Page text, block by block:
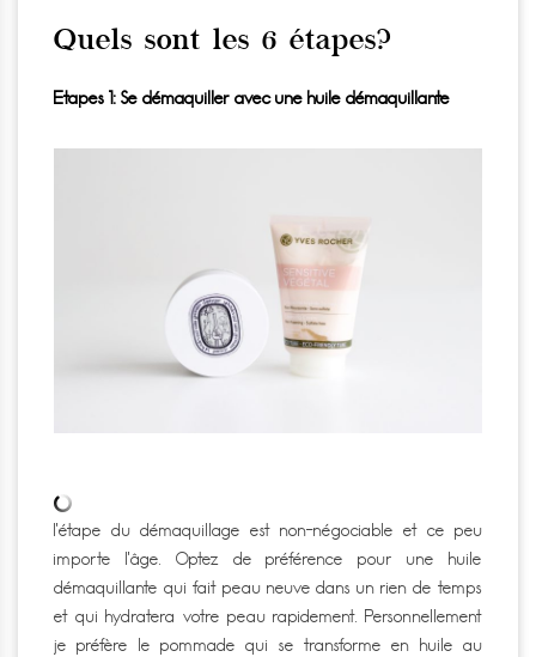
Quels sont les 6 étapes?
Etapes 1: Se démaquiller avec une huile démaquillante
l’étape du démaquillage est non-négociable et ce peu
importe l’âge. Optez de préférence pour une huile
démaquillante qui fait peau neuve dans un rien de temps
et qui hydratera votre peau rapidement. Personnellement
je préfère le pommade qui se transforme en huile au